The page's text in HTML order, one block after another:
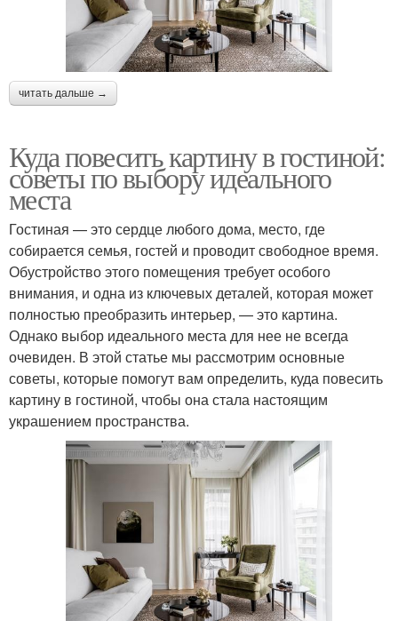
читать дальше →
Куда повесить картину в гостиной:
советы по выбору идеального
места
Гостиная — это сердце любого дома, место, где
собирается семья, гостей и проводит свободное время.
Обустройство этого помещения требует особого
внимания, и одна из ключевых деталей, которая может
полностью преобразить интерьер, — это картина.
Однако выбор идеального места для нее не всегда
очевиден. В этой статье мы рассмотрим основные
советы, которые помогут вам определить, куда повесить
картину в гостиной, чтобы она стала настоящим
украшением пространства.